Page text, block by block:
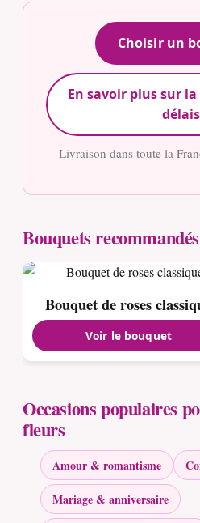
Choisir un
En savoir plus sur
délais
Livraison dans toute la
Bouquets recommandés
Bouquet de roses
Voir le bouquet
Occasions populaires
fleurs
Amour & romantisme
Mariage & anniversaire